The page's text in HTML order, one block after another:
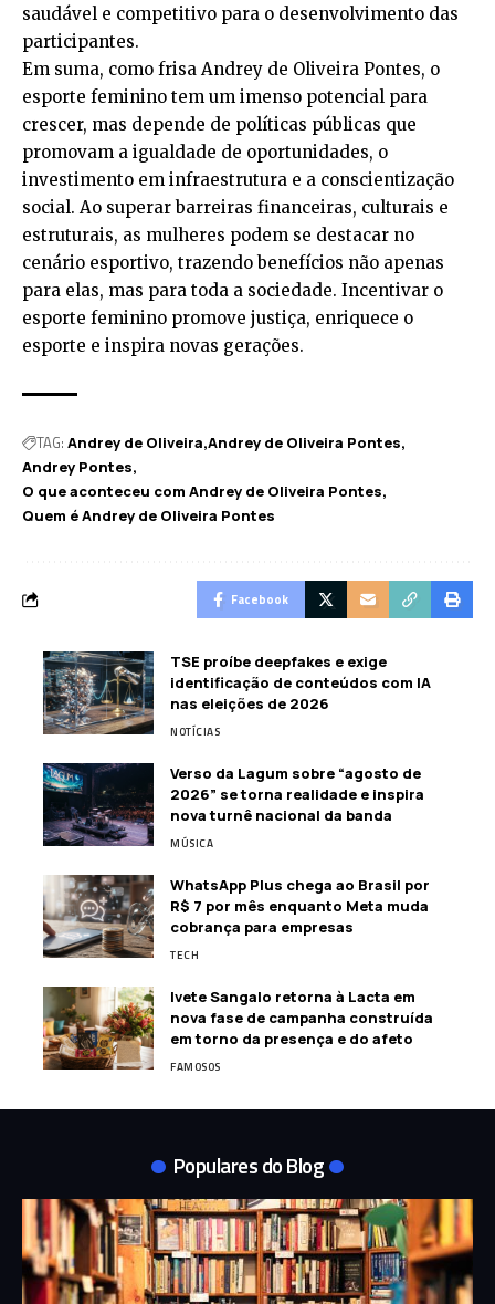
saudável e competitivo para o desenvolvimento das
participantes.
Em suma, como frisa Andrey de Oliveira Pontes, o
esporte feminino tem um imenso potencial para
crescer, mas depende de políticas públicas que
promovam a igualdade de oportunidades, o
investimento em infraestrutura e a conscientização
social. Ao superar barreiras financeiras, culturais e
estruturais, as mulheres podem se destacar no
cenário esportivo, trazendo benefícios não apenas
para elas, mas para toda a sociedade. Incentivar o
esporte feminino promove justiça, enriquece o
esporte e inspira novas gerações.
TAG: Andrey de Oliveira Andrey de Oliveira Pontes
Andrey Pontes
O que aconteceu com Andrey de Oliveira Pontes
Quem é Andrey de Oliveira Pontes
Facebook
TSE proíbe deepfakes e exige
identificação de conteúdos com IA
nas eleições de 2026
NOTÍCIAS
Verso da Lagum sobre “agosto de
2026” se torna realidade e inspira
nova turnê nacional da banda
MÚSICA
WhatsApp Plus chega ao Brasil por
R$ 7 por mês enquanto Meta muda
cobrança para empresas
TECH
Ivete Sangalo retorna à Lacta em
nova fase de campanha construída
em torno da presença e do afeto
FAMOSOS
Populares do Blog